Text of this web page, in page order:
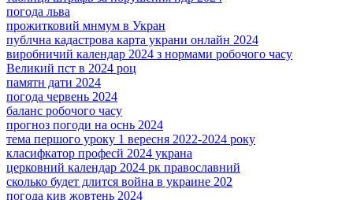
погода льва
прожитковий мнмум в Укран
публчна кадастрова карта украни онлайн 2024
виробничий календар 2024 з нормами робочого часу
Великий пст в 2024 роц
памятн дати 2024
погода червень 2024
баланс робочого часу
прогноз погоди на оснь 2024
тема першого уроку 1 вересня 2022-2024 року
класифкатор професй 2024 украна
церковний календар 2024 рк православний
сколько будет длится война в украине 202
погода кив жовтень 2024